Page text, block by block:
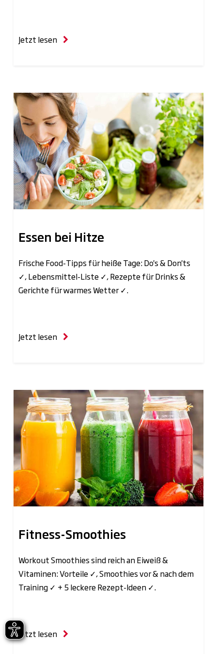
Jetzt lesen
Essen bei Hitze
Frische Food-Tipps für heiße Tage: Do's & Don'ts
✓, Lebensmittel-Liste ✓, Rezepte für Drinks &
Gerichte für warmes Wetter ✓.
Jetzt lesen
Fitness-Smoothies
Workout Smoothies sind reich an Eiweiß &
Vitaminen: Vorteile ✓, Smoothies vor & nach dem
Training ✓ + 5 leckere Rezept-Ideen ✓.
Jetzt lesen